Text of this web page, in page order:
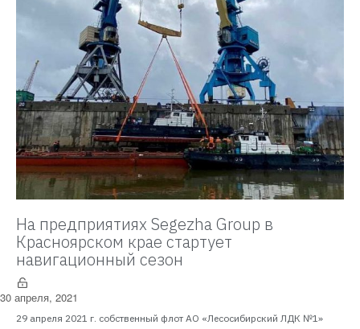
На предприятиях Segezha Group в
Красноярском крае стартует
навигационный сезон
30 апреля, 2021
29 апреля 2021 г. собственный флот АО «Лесосибирский ЛДК №1»